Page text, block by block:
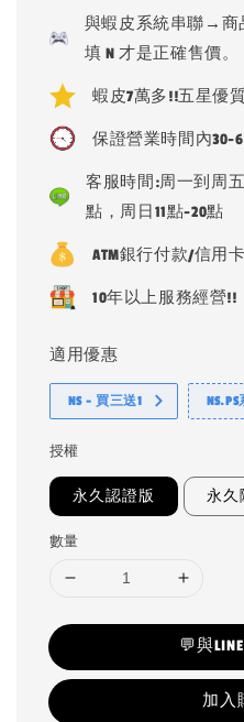
與蝦皮系統串聯→商
填 N 才是正確售價。
蝦皮7萬多!!五星優
保證營業時間內30-
客服時間:周一到周五
點，周日11點-20點
ATM銀行付款/信用
10年以上服務經營!!
適用優惠
NS - 買三送1
授權
永久認證版 永久
數量
💬與
加入